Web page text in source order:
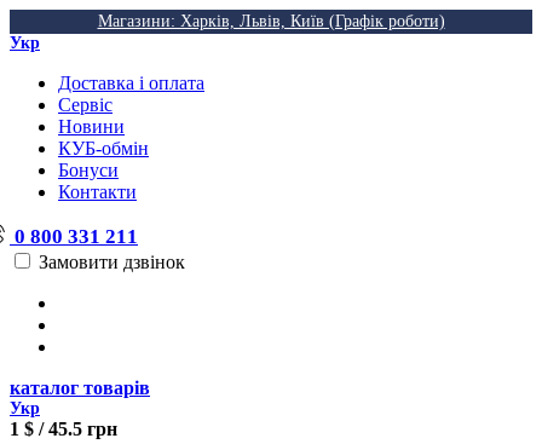
Магазини: Харків, Львів, Київ (Графік роботи)
Укр
Доставка і оплата
Сервіс
Новини
КУБ-обмін
Бонуси
Контакти
0 800 331 211
Замовити дзвінок
каталог товарів
Укр
1 $ / 45.5 грн